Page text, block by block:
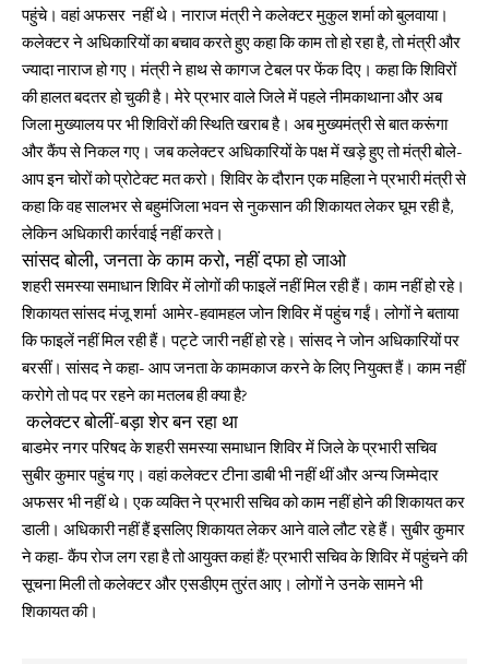
पहुंचे। वहां अफसर नहीं थे। नाराज मंत्री ने कलेक्टर मुकुल शर्मा को बुलवाया।
कलेक्टर ने अधिकारियों का बचाव करते हुए कहा कि काम तो हो रहा है, तो मंत्री और
ज्यादा नाराज हो गए। मंत्री ने हाथ से कागज टेबल पर फेंक दिए। कहा कि शिविरों
की हालत बदतर हो चुकी है। मेरे प्रभार वाले जिले में पहले नीमकाथाना और अब
जिला मुख्यालय पर भी शिविरों की स्थिति खराब है। अब मुख्यमंत्री से बात करूंगा
और कैंप से निकल गए। जब कलेक्टर अधिकारियों के पक्ष में खड़े हुए तो मंत्री बोले-
आप इन चोरों को प्रोटेक्ट मत करो। शिविर के दौरान एक महिला ने प्रभारी मंत्री से
कहा कि वह सालभर से बहुमंजिला भवन से नुकसान की शिकायत लेकर घूम रही है,
लेकिन अधिकारी कार्रवाई नहीं करते।
सांसद बोली, जनता के काम करो, नहीं दफा हो जाओ
शहरी समस्या समाधान शिविर में लोगों की फाइलें नहीं मिल रही हैं। काम नहीं हो रहे।
शिकायत सांसद मंजू शर्मा आमेर-हवामहल जोन शिविर में पहुंच गईं। लोगों ने बताया
कि फाइलें नहीं मिल रही हैं। पट्टे जारी नहीं हो रहे। सांसद ने जोन अधिकारियों पर
बरसीं। सांसद ने कहा- आप जनता के कामकाज करने के लिए नियुक्त हैं। काम नहीं
करोगे तो पद पर रहने का मतलब ही क्या है?
कलेक्टर बोलीं-बड़ा शेर बन रहा था
बाडमेर नगर परिषद के शहरी समस्या समाधान शिविर में जिले के प्रभारी सचिव
सुबीर कुमार पहुंच गए। वहां कलेक्टर टीना डाबी भी नहीं थीं और अन्य जिम्मेदार
अफसर भी नहीं थे। एक व्यक्ति ने प्रभारी सचिव को काम नहीं होने की शिकायत कर
डाली। अधिकारी नहीं हैं इसलिए शिकायत लेकर आने वाले लौट रहे हैं। सुबीर कुमार
ने कहा- कैंप रोज लग रहा है तो आयुक्त कहां हैं? प्रभारी सचिव के शिविर में पहुंचने की
सूचना मिली तो कलेक्टर और एसडीएम तुरंत आए। लोगों ने उनके सामने भी
शिकायत की।